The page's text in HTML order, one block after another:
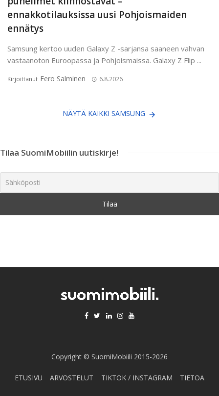
ennakkotilauksissa uusi Pohjoismaiden
ennätys
Samsung kertoo uuden Galaxy Z -sarjansa saaneen vahvan
vastaanoton Euroopassa ja Pohjoismaissa. Galaxy Z Flip ...
Kirjoittanut Eero Salminen 6.8.2026
NÄYTÄ KAIKKI SAMSUNG
Tilaa SuomiMobiilin uutiskirje!
Copyright © SuomiMobiili 2015-2026
ETUSIVU ARVOSTELUT TIKTOK / INSTAGRAM TIETOA